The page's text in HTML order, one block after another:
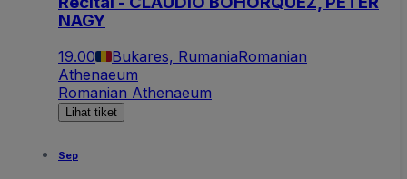
NAGY
19.00 Bukares, RumaniaRomanian
Athenaeum
Romanian Athenaeum
Lihat tiket
Sep